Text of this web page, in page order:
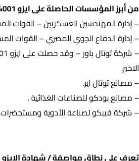
من أبرز المؤسسات الحاصلة على ايزو iso 14001
– إدارة المهندسين العسكريين – القوات
– إدارة الدفاع الجوي المصري – القوات
الاخير.
– مصانع توتال اير.
– مصانع بودكو للصناعات الغذائية .
– شركة فيبكو لصناعة الأدوية ومستحضرات
تعرف على نطاق مواصفة / شهادة الايزو 14001